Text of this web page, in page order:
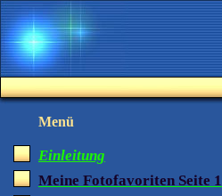
Menü
Einleitung
Meine Fotofavoriten Seite 1